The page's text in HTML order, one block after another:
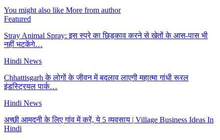
You might also like More from author
Featured
Stray Animal Spray: इस स्प्रे का छिड़काव करने से खेतों के आस-पास भी
नहीं भटकेंगे…
Hindi News
Chhattisgarh के लोगों के जीवन में बदलाव लाएगी महात्मा गांधी रूरल
इंडस्ट्रियल पार्क…
Hindi News
अच्छी आमदनी के लिए गांव में करें, ये 5 व्यवसाय | Village Business Ideas In
Hindi